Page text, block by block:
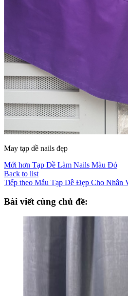
May tạp dề nails đẹp
Mới hơn Tạp Dề Làm Nails Màu Đỏ
Back to list
Tiếp theo Mẫu Tạp Dề Đẹp Cho Nhân
Bài viết cùng chủ đề: